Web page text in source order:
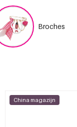
Broches
China magazijn